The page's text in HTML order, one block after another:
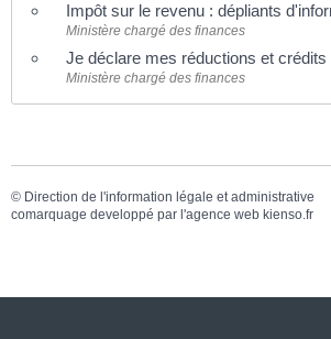
Impôt sur le revenu : dépliants
Ministère chargé des finances
Je déclare mes réductions et crédits
Ministère chargé des finances
© Direction de l'information légale et administrative
comarquage developpé par l'agence web kienso.fr